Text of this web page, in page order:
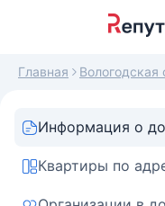
Главная Вологодская
Информация о
Квартиры по